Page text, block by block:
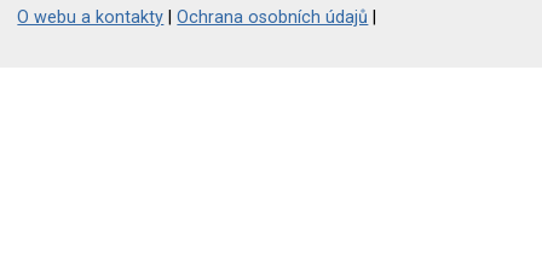
O webu a kontakty |Ochrana osobních údajů